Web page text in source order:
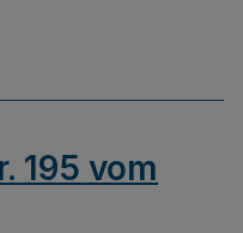
195 vom